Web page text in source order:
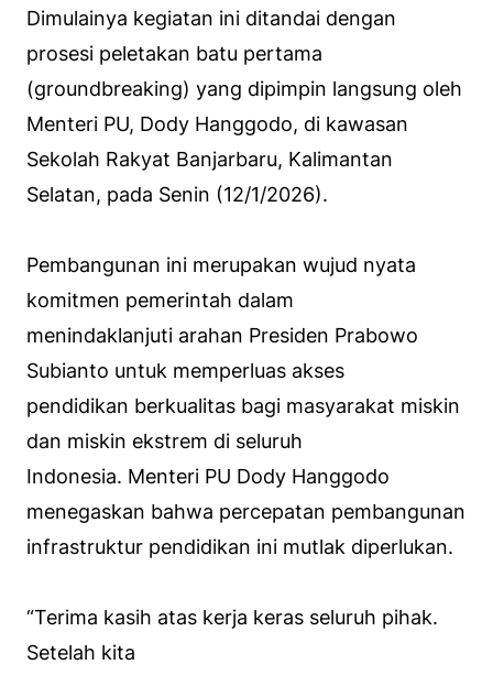
Dimulainya kegiatan ini ditandai dengan
prosesi peletakan batu pertama
(groundbreaking) yang dipimpin langsung oleh
Menteri PU, Dody Hanggodo, di kawasan
Sekolah Rakyat Banjarbaru, Kalimantan
Selatan, pada Senin (12/1/2026).
Pembangunan ini merupakan wujud nyata
komitmen pemerintah dalam
menindaklanjuti arahan Presiden Prabowo
Subianto untuk memperluas akses
pendidikan berkualitas bagi masyarakat miskin
dan miskin ekstrem di seluruh
Indonesia. Menteri PU Dody Hanggodo
menegaskan bahwa percepatan pembangunan
infrastruktur pendidikan ini mutlak diperlukan.
“Terima kasih atas kerja keras seluruh pihak.
Setelah kita